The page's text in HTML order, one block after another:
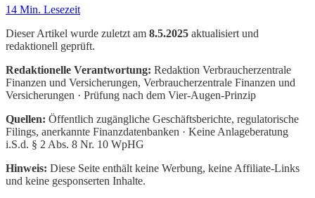
14 Min. Lesezeit
Dieser Artikel wurde zuletzt am 8.5.2025 aktualisiert und
redaktionell geprüft.
Redaktionelle Verantwortung: Redaktion Verbraucherzentrale
Finanzen und Versicherungen, Verbraucherzentrale Finanzen und
Versicherungen · Prüfung nach dem Vier-Augen-Prinzip
Quellen: Öffentlich zugängliche Geschäftsberichte, regulatorische
Filings, anerkannte Finanzdatenbanken · Keine Anlageberatung
i.S.d. § 2 Abs. 8 Nr. 10 WpHG
Hinweis: Diese Seite enthält keine Werbung, keine Affiliate-Links
und keine gesponserten Inhalte.